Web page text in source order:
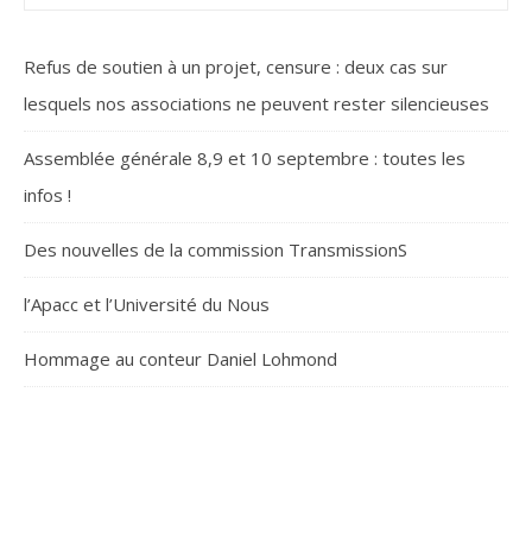
Refus de soutien à un projet, censure : deux cas sur
lesquels nos associations ne peuvent rester silencieuses
Assemblée générale 8,9 et 10 septembre : toutes les
infos !
Des nouvelles de la commission TransmissionS
l’Apacc et l’Université du Nous
Hommage au conteur Daniel Lohmond